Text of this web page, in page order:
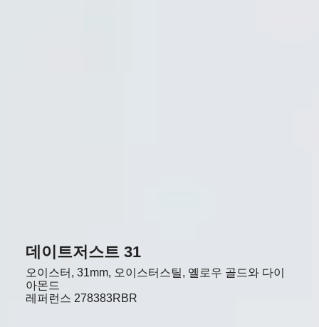
데이트저스트 31
오이스터, 31mm, 오이스터스틸, 옐로우 골드와 다이
아몬드
레퍼런스 278383RBR